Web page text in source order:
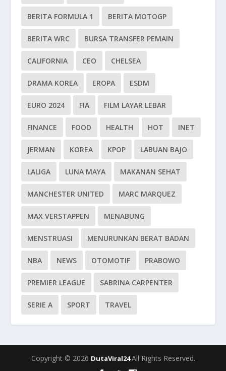
BERITA FORMULA 1 BERITA MOTOGP
BERITA WRC BURSA TRANSFER PEMAIN
CALIFORNIA CEO CHELSEA
DRAMA KOREA EROPA ESDM
EURO 2024 FIA FILM LAYAR LEBAR
FINANCE FOOD HEALTH HOT INET
JERMAN KOREA KPOP LABUAN BAJO
LALIGA LUNA MAYA MAKANAN SEHAT
MANCHESTER UNITED MARC MARQUEZ
MAX VERSTAPPEN MENABUNG
MENSTRUASI MENURUNKAN BERAT BADAN
NBA NEWS OTOMOTIF PRABOWO
PREMIER LEAGUE SABRINA CARPENTER
SERIE A SPORT TRAVEL
Copyright © 2026 DutaViral24All Rights Reserved.